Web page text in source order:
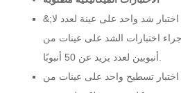
&;اختبار الشد - يجب إجراء اختبار شد واحد على عينة لعدد لا
يجب إجراء اختبارات الشد على عينات من
اختبار تسطيح واحد على عينات من